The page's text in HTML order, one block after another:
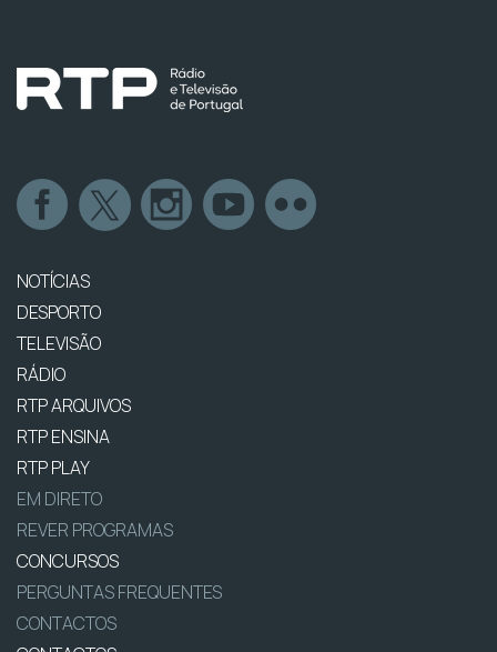
NOTÍCIAS
DESPORTO
TELEVISÃO
RÁDIO
RTP ARQUIVOS
RTP ENSINA
RTP PLAY
EM DIRETO
REVER PROGRAMAS
CONCURSOS
PERGUNTAS FREQUENTES
CONTACTOS